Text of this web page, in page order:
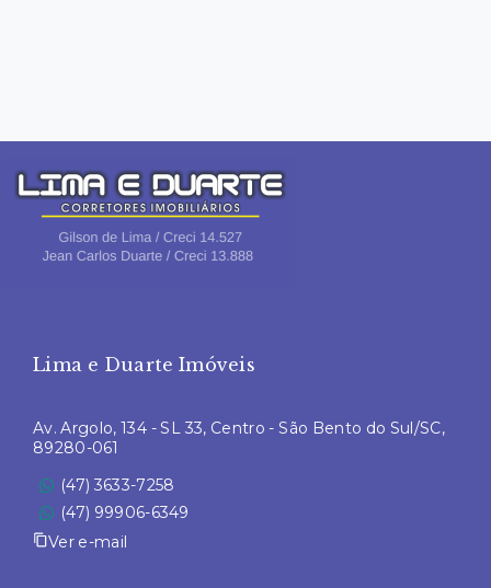
Lima e Duarte Imóveis
Av. Argolo, 134 - SL 33, Centro - São Bento do Sul/SC,
89280-061
(47) 3633-7258
(47) 99906-6349
Ver e-mail